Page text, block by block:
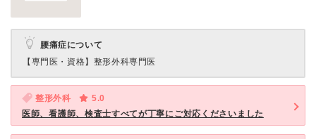
腰痛症について
【専門医・資格】 整形外科専門医
整形外科
5.0
医師、看護師、検査士すべてが丁寧にご対応くださいました